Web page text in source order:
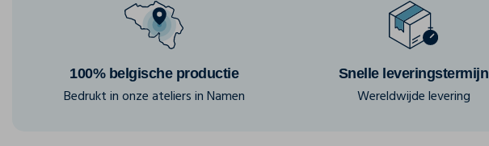
100% belgische productie
Bedrukt in onze ateliers in Namen
Snelle leveringstermijn
Wereldwijde levering